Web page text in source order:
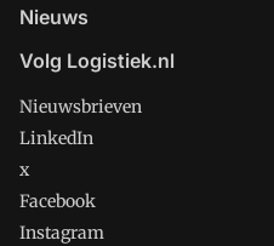
Nieuws
Volg Logistiek.nl
Nieuwsbrieven
LinkedIn
x
Facebook
Instagram